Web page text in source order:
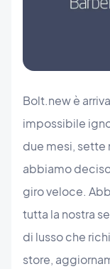
Bolt.new è
impossibile
due mesi, sette
abbiamo
giro veloce.
tutta la nostra
di lusso che
store,